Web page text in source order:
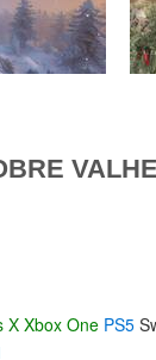
X Xbox One PS5